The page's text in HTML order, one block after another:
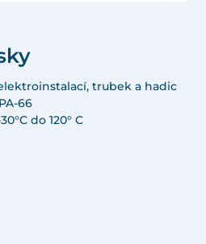
trubek a hadic
66
do 120° C